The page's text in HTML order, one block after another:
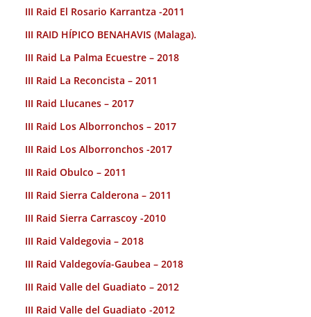
III Raid El Rosario Karrantza -2011
III RAID HÍPICO BENAHAVIS (Malaga).
III Raid La Palma Ecuestre – 2018
III Raid La Reconcista – 2011
III Raid Llucanes – 2017
III Raid Los Alborronchos – 2017
III Raid Los Alborronchos -2017
III Raid Obulco – 2011
III Raid Sierra Calderona – 2011
III Raid Sierra Carrascoy -2010
III Raid Valdegovia – 2018
III Raid Valdegovía-Gaubea – 2018
III Raid Valle del Guadiato – 2012
III Raid Valle del Guadiato -2012